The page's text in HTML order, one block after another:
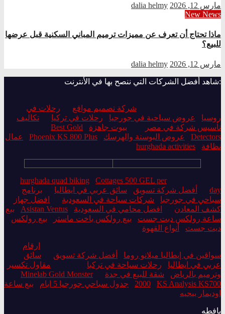
مارس 12, 2026
dalia helmy
New News
ماذا تحتاج أن تعرف عن مميزات ترميم المباني السكنية قبل عرضها
للبيع؟
مارس 12, 2026 dalia helmy
:شاهد أفضل الشركات التي ننصح بها في الأنترنت
شركة تصميم مواقع
رحلات في
روسيا
عروض سياحية في جورجيا رحلات في تركيا
تكاليف
تأسيس شركة في مصر
بيوت جاهزة
Best Gold
Detectors
عروض البوسنة والهرسك Phoenix KS 800 Plus
عمال
نظافة
hurghada activities
hurghada quad biking
Cottages 500 GEL per
day
أفضل شركة تسويق سائق عربي في ايطاليا
برنامج
سياحي في جورجيا
شركات سياحة في السعودية
افضل جهاز
كشف المعادن
افضل محامي في السعودية Asistan Ventus
بيع
ساعة رولكس ديت جست
بيع رولكس ياخت ماستر
بيع رولكس
ديت جست
أنواع القهوة
ارقام
سواقين في إيطاليا ميلانو روما
أفضل شركة تسويق
سائق
عربي في ايطاليا
رحلات سياحة في تركيا
مقاول تكسير
وترميم بالرياض
شقة للبيع في جدة
Minelab Gold Monster
2000
KS Analysis KS700 جدول سياحي جورجيا 5 ايام
بيع ساعة
اوديمار بيجيه
يافطه